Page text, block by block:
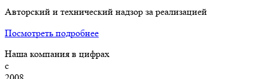
Авторский и технический надзор за реализацией
Посмотреть подробнее
Наша компания в цифрах
с